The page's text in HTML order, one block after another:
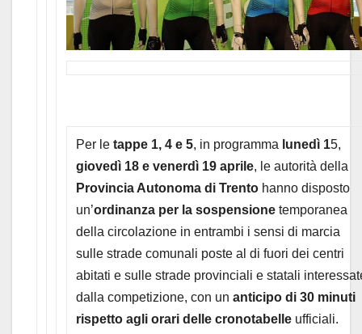
Per le tappe 1, 4 e 5, in programma lunedì 15,
giovedì 18 e venerdì 19 aprile, le autorità della
Provincia Autonoma di Trentohanno disposto
un’ordinanza per la sospensionetemporanea
della circolazione in entrambi i sensi di marcia
sulle strade comunali poste al di fuori dei centri
abitati e sulle strade provinciali e statali
dalla competizione, con un anticipo di 30 minuti
rispetto agli orari delle cronotabelleufficiali.